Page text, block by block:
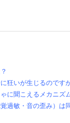
狂いが生じるのです
に聞こえるメカニズ
過敏・音の歪み）は